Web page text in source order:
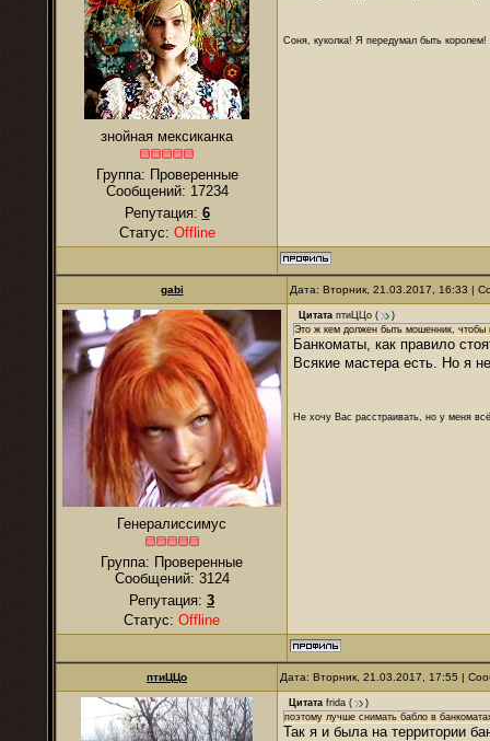
знойная мексиканка
Группа: Проверенные
Сообщений: 17234
Репутация: 6
Статус: Offline
Соня, куколка! Я передумал быть
gabi Дата: Вторник, 21.03.2017, 16:33 |
Генералиссимус
Группа: Проверенные
Сообщений: 3124
Репутация: 3
Статус: Offline
Цитата птиЦЦо (
)
Это ж кем должен быть мошенник, чтобы
Банкоматы, как правило
Всякие мастера есть. Но я
Не хочу Вас расстраивать, но у меня
птиЦЦо Дата: Вторник, 21.03.2017, 17:55 |
Цитата frida (
)
поэтому лучше снимать бабло в
Так я и была на территории